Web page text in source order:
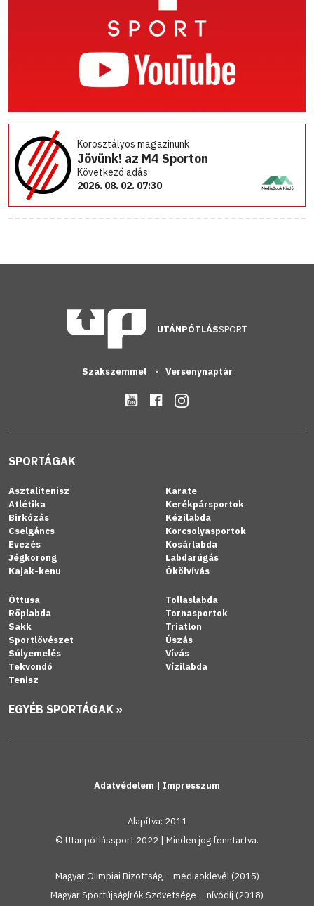
Korosztályos magazinunk
Jövünk! az M4 Sporton
Következő adás:
2026. 08. 02. 07:30
UTÁNPÓTLÁSSPORT
Szakszemmel Versenynaptár
SPORTÁGAK
Asztalitenisz
Atlétika
Birkózás
Cselgáncs
Evezés
Jégkorong
Kajak-kenu
Karate
Kerékpársportok
Kézilabda
Korcsolyasportok
Kosárlabda
Labdarúgás
Ökölvívás
Öttusa
Röplabda
Sakk
Sportlövészet
Súlyemelés
Tekvondó
Tenisz
Tollaslabda
Tornasportok
Triatlon
Úszás
Vívás
Vízilabda
EGYÉB SPORTÁGAK »
Adatvédelem | Impresszum
Alapítva: 2011
© Utanpótlássport 2022 | Minden jog fenntartva.
Magyar Olimpiai Bizottság – médiaoklevél (2015)
Magyar Sportújságírók Szövetsége – nívódíj (2018)